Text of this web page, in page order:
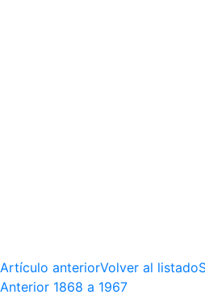
Artículo anteriorVolver al listado
Anterior 1868 a 1967